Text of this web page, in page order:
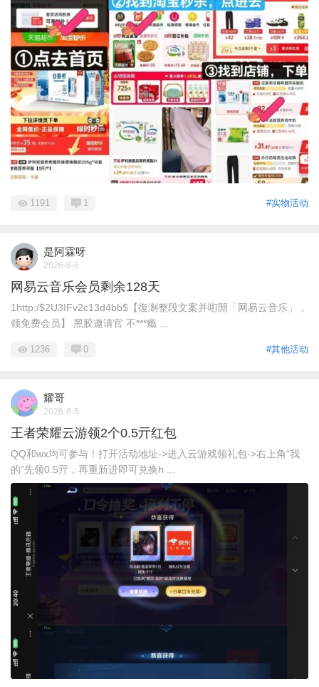
#实物活动
1191 1
是阿霖呀
2026-6-6
网易云音乐会员剩余128天
1http:/$2U3IFv2c13d4bb$【復淛整段文案并咑閞「网易云音乐」，
领免费会员】 黑胶邀请官 不***瘾 ...
#其他活动
1236 0
耀哥
2026-6-5
王者荣耀云游领2个0.5亓红包
QQ和wx均可参与！打开活动地址->进入云游戏领礼包->右上角“我
的”先领0.5亓，再重新进即可兑换h ...